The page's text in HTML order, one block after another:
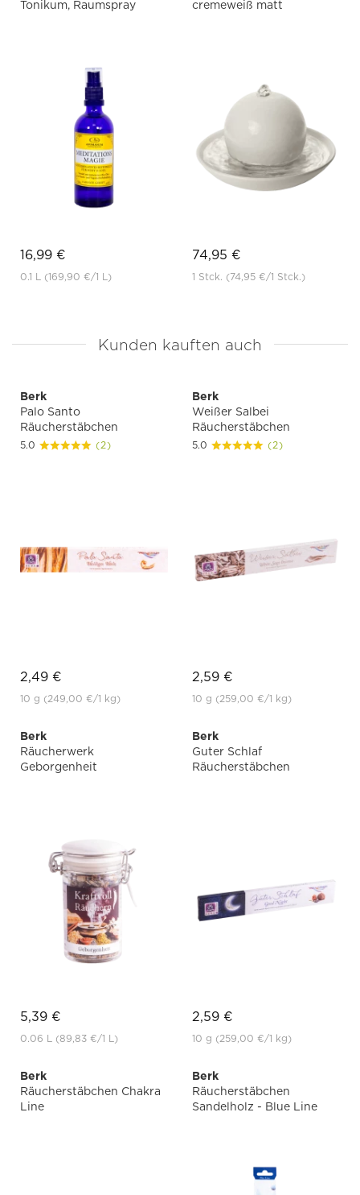
Tonikum, Raumspray
16,99 €
0.1 L (169,90 €/1 L)
cremeweiß matt
74,95 €
1 Stck. (74,95 €/1 Stck.)
Kunden kauften auch
Berk
Palo Santo
Räucherstäbchen
5.0 (2)
2,49 €
10 g (249,00 €/1 kg)
Berk
Weißer Salbei
Räucherstäbchen
5.0 (2)
2,59 €
10 g (259,00 €/1 kg)
Berk
Räucherwerk
Geborgenheit
5,39 €
0.06 L (89,83 €/1 L)
Berk
Guter Schlaf
Räucherstäbchen
2,59 €
10 g (259,00 €/1 kg)
Berk
Räucherstäbchen Chakra
Line
Berk
Räucherstäbchen
Sandelholz - Blue Line